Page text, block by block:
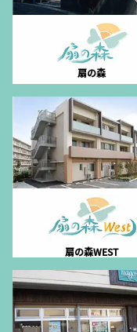
扇の森
扇の森WEST